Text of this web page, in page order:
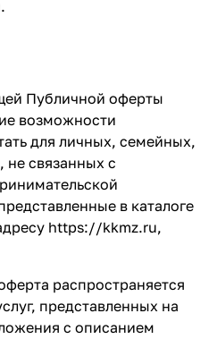
Публичной оферты
возможности
для личных, семейных,
связанных с
в каталоге
https://kkmz.ru,
распространяется
представленных на
с описанием